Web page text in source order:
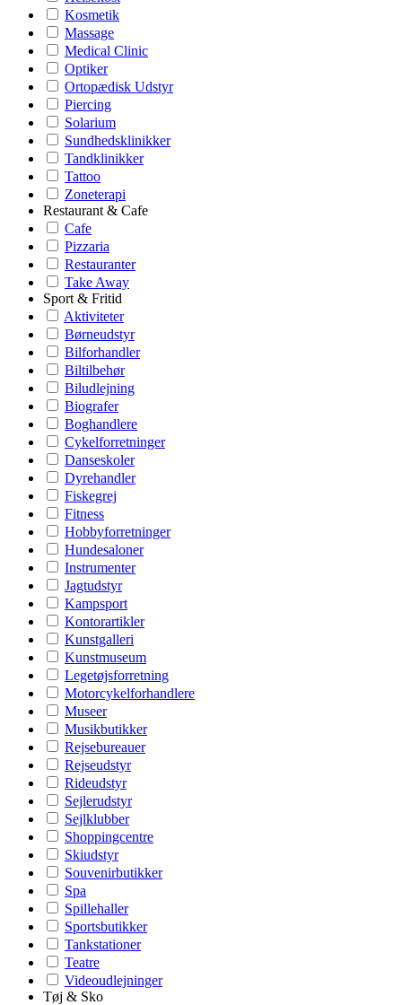
Kosmetik
Massage
Medical Clinic
Optiker
Ortopædisk Udstyr
Piercing
Solarium
Sundhedsklinikker
Tandklinikker
Tattoo
Zoneterapi
Restaurant & Cafe
Cafe
Pizzaria
Restauranter
Take Away
Sport & Fritid
Aktiviteter
Børneudstyr
Bilforhandler
Biltilbehør
Biludlejning
Biografer
Boghandlere
Cykelforretninger
Danseskoler
Dyrehandler
Fiskegrej
Fitness
Hobbyforretninger
Hundesaloner
Instrumenter
Jagtudstyr
Kampsport
Kontorartikler
Kunstgalleri
Kunstmuseum
Legetøjsforretning
Motorcykelforhandlere
Museer
Musikbutikker
Rejsebureauer
Rejseudstyr
Rideudstyr
Sejlerudstyr
Sejlklubber
Shoppingcentre
Skiudstyr
Souvenirbutikker
Spa
Spillehaller
Sportsbutikker
Tankstationer
Teatre
Videoudlejninger
Tøj & Sko